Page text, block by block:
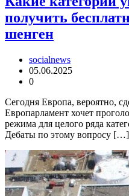
получить
шенген
socialnews
05.06.2025
0
Сегодня Европа, вероятно,
Европарламент хочет
режима для целого ряда
Дебаты по этому вопросу […]